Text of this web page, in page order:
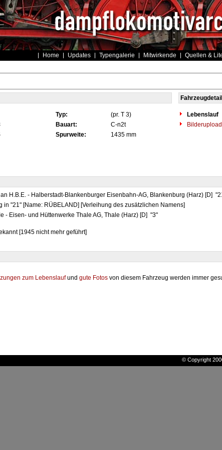
Home Updates Typengalerie Mitwirkende Quellen &
Typ: (pr. T 3)
Lebenslauf
Bauart: C-n2t
Bilderupload
Spurweite: 1435 mm
H.B.E. - Halberstadt-Blankenburger Eisenbahn-AG, Blankenburg (Harz) [D]
in "21" [Name: RÜBELAND] [Verleihung des zusätzlichen Namens]
- Eisen- und Hüttenwerke Thale AG, Thale (Harz) [D] "3"
[1945 nicht mehr geführt]
zum Lebenslaufund gute Fotos von diesem Fahrzeug werden immer
© Copyright